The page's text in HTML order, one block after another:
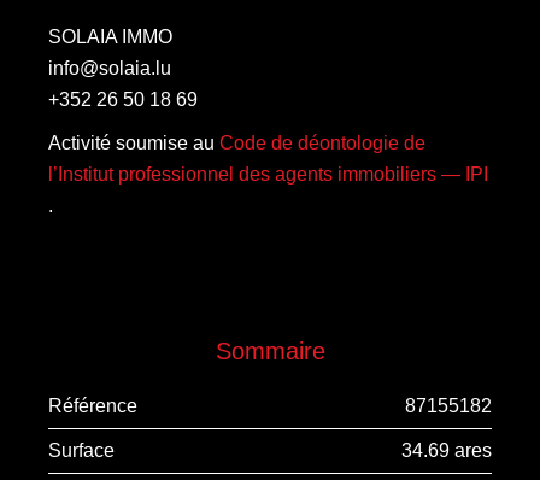
SOLAIA IMMO
info@solaia.lu
+352 26 50 18 69
Activité soumise au Code de déontologie de
l’Institut professionnel des agents immobiliers — IPI
.
Sommaire
Référence 87155182
Surface 34.69 ares